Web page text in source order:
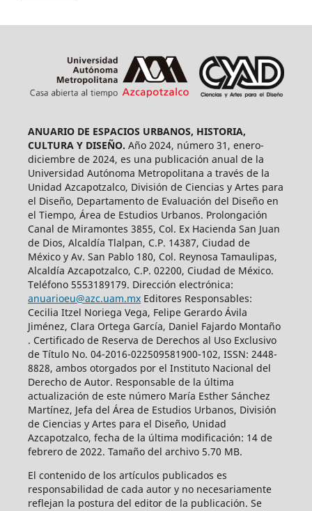
ANUARIO DE ESPACIOS URBANOS, HISTORIA,
CULTURA Y DISEÑO. Año 2024, número 31, enero-
diciembre de 2024, es una publicación anual de la
Universidad Autónoma Metropolitana a través de la
Unidad Azcapotzalco, División de Ciencias y Artes para
el Diseño, Departamento de Evaluación del Diseño en
el Tiempo, Área de Estudios Urbanos. Prolongación
Canal de Miramontes 3855, Col. Ex Hacienda San Juan
de Dios, Alcaldía Tlalpan, C.P. 14387, Ciudad de
México y Av. San Pablo 180, Col. Reynosa Tamaulipas,
Alcaldía Azcapotzalco, C.P. 02200, Ciudad de México.
Teléfono 5553189179. Dirección electrónica:
anuarioeu@azc.uam.mxEditores Responsables:
Cecilia Itzel Noriega Vega, Felipe Gerardo Ávila
Jiménez, Clara Ortega García, Daniel Fajardo Montaño
. Certificado de Reserva de Derechos al Uso Exclusivo
de Título No. 04-2016-022509581900-102, ISSN: 2448-
8828, ambos otorgados por el Instituto Nacional del
Derecho de Autor. Responsable de la última
actualización de este número María Esther Sánchez
Martínez, Jefa del Área de Estudios Urbanos, División
de Ciencias y Artes para el Diseño, Unidad
Azcapotzalco, fecha de la última modificación: 14 de
febrero de 2022. Tamaño del archivo 5.70 MB.
El contenido de los artículos publicados es
responsabilidad de cada autor y no necesariamente
reflejan la postura del editor de la publicación. Se